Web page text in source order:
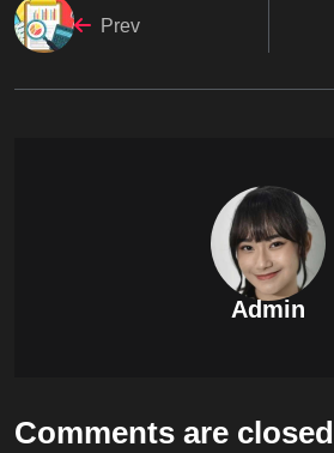
Prev
Admin
Comments are closed